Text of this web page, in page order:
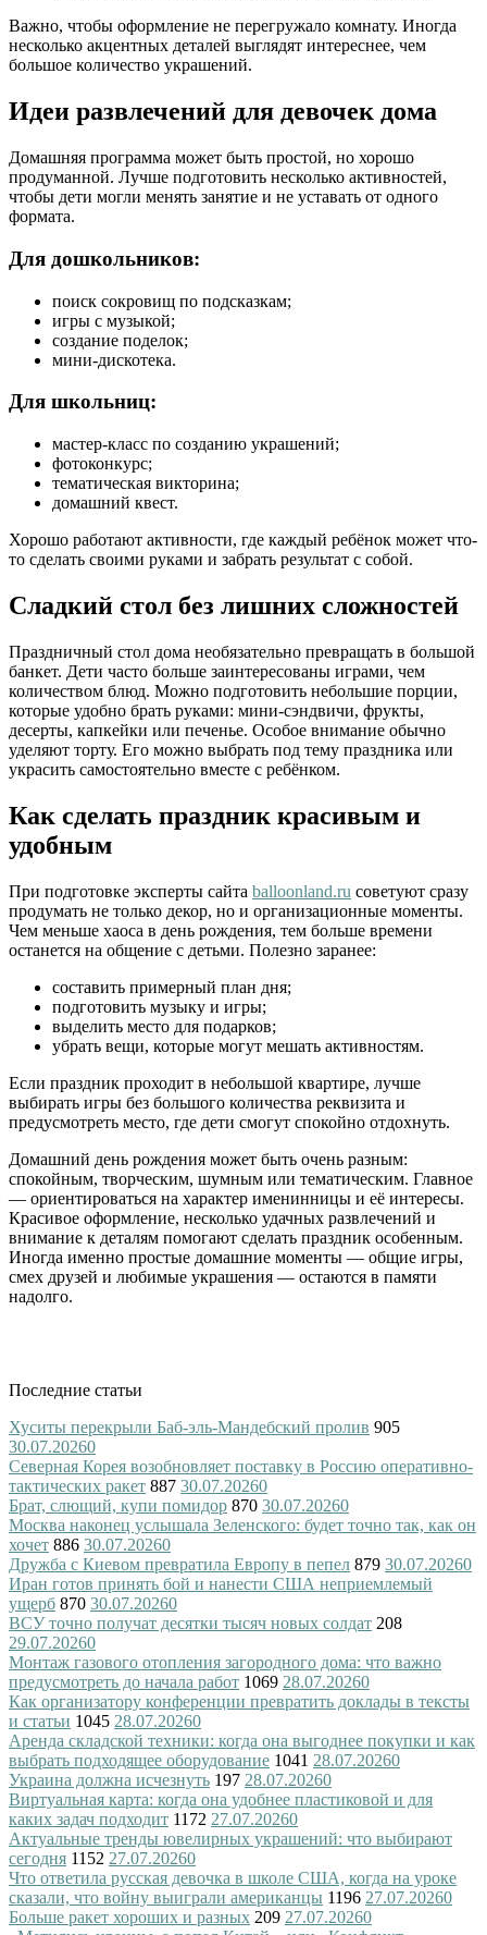
Важно, чтобы оформление не перегружало комнату. Иногда
несколько акцентных деталей выглядят интереснее, чем
большое количество украшений.
Идеи развлечений для девочек дома
Домашняя программа может быть простой, но хорошо
продуманной. Лучше подготовить несколько активностей,
чтобы дети могли менять занятие и не уставать от одного
формата.
Для дошкольников:
поиск сокровищ по подсказкам;
игры с музыкой;
создание поделок;
мини-дискотека.
Для школьниц:
мастер-класс по созданию украшений;
фотоконкурс;
тематическая викторина;
домашний квест.
Хорошо работают активности, где каждый ребёнок может что-
то сделать своими руками и забрать результат с собой.
Сладкий стол без лишних сложностей
Праздничный стол дома необязательно превращать в большой
банкет. Дети часто больше заинтересованы играми, чем
количеством блюд. Можно подготовить небольшие порции,
которые удобно брать руками: мини-сэндвичи, фрукты,
десерты, капкейки или печенье. Особое внимание обычно
уделяют торту. Его можно выбрать под тему праздника или
украсить самостоятельно вместе с ребёнком.
Как сделать праздник красивым и
удобным
При подготовке эксперты сайта balloonland.ru советуют сразу
продумать не только декор, но и организационные моменты.
Чем меньше хаоса в день рождения, тем больше времени
останется на общение с детьми. Полезно заранее:
составить примерный план дня;
подготовить музыку и игры;
выделить место для подарков;
убрать вещи, которые могут мешать активностям.
Если праздник проходит в небольшой квартире, лучше
выбирать игры без большого количества реквизита и
предусмотреть место, где дети смогут спокойно отдохнуть.
Домашний день рождения может быть очень разным:
спокойным, творческим, шумным или тематическим. Главное
— ориентироваться на характер именинницы и её интересы.
Красивое оформление, несколько удачных развлечений и
внимание к деталям помогают сделать праздник особенным.
Иногда именно простые домашние моменты — общие игры,
смех друзей и любимые украшения — остаются в памяти
надолго.
Последние статьи
Хуситы перекрыли Баб-эль-Мандебский пролив 905
30.07.20260
Северная Корея возобновляет поставку в Россию оперативно-
тактических ракет 887 30.07.20260
Брат, слющий, купи помидор 870 30.07.20260
Москва наконец услышала Зеленского: будет точно так, как он
хочет 886 30.07.20260
Дружба с Киевом превратила Европу в пепел 879 30.07.20260
Иран готов принять бой и нанести США неприемлемый
ущерб 870 30.07.20260
ВСУ точно получат десятки тысяч новых солдат 208
29.07.20260
Монтаж газового отопления загородного дома: что важно
предусмотреть до начала работ 1069 28.07.20260
Как организатору конференции превратить доклады в тексты
и статьи 1045 28.07.20260
Аренда складской техники: когда она выгоднее покупки и как
выбрать подходящее оборудование 1041 28.07.20260
Украина должна исчезнуть 197 28.07.20260
Виртуальная карта: когда она удобнее пластиковой и для
каких задач подходит 1172 27.07.20260
Актуальные тренды ювелирных украшений: что выбирают
сегодня 1152 27.07.20260
Что ответила русская девочка в школе США, когда на уроке
сказали, что войну выиграли американцы 1196 27.07.20260
Больше ракет хороших и разных 209 27.07.20260